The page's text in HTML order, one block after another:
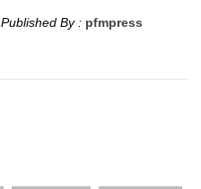
Published By : pfmpress